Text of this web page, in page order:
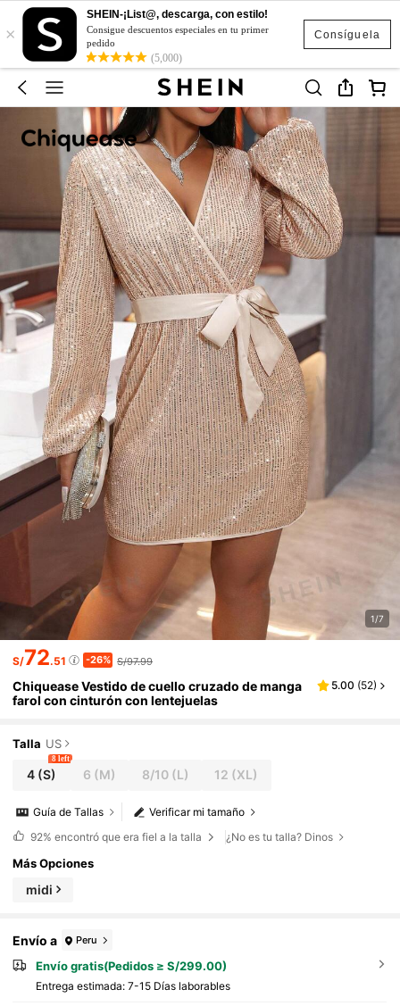
Consíguela
×
SHEIN-¡List@, descarga, con estilo!
Consigue descuentos especiales en tu primer
pedido
(5,000)
1/7
S/72.51 -26% S/97.99
Chiquease Vestido de cuello cruzado de manga
farol con cinturón con lentejuelas
5.00 (52)
Talla US
4 (S)
8 left
6 (M) 8/10(L) 12 (XL)
Verificar mi tamaño
Guía de Tallas
92% encontró que era fiel a la talla ¿No es tu talla? Dinos
Más Opciones
midi
Envío a Peru
Envío gratis(Pedidos ≥ S/299.00)
Entrega estimada: 7-15 Días laborables